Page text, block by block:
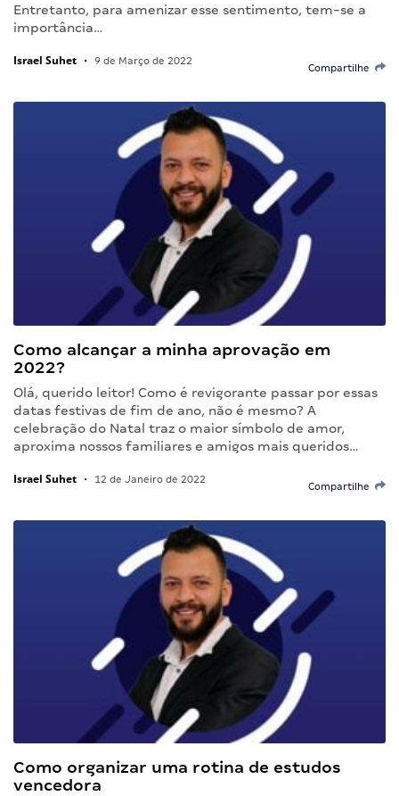
Entretanto, para amenizar esse sentimento, tem-se a
importância…
Israel Suhet • 9 de Março de 2022
Compartilhe
Como alcançar a minha aprovação em
2022?
Olá, querido leitor! Como é revigorante passar por essas
datas festivas de fim de ano, não é mesmo? A
celebração do Natal traz o maior símbolo de amor,
aproxima nossos familiares e amigos mais queridos…
Israel Suhet • 12 de Janeiro de 2022
Compartilhe
Como organizar uma rotina de estudos
vencedora